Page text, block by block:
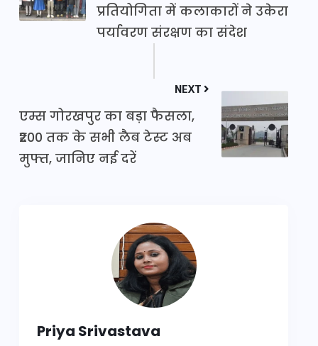
प्रतियोगिता में कलाकारों ने उकेरा
पर्यावरण संरक्षण का संदेश
NEXT
एम्स गोरखपुर का बड़ा फैसला,
₹200 तक के सभी लैब टेस्ट अब
मुफ्त, जानिए नई दरें
Priya Srivastava